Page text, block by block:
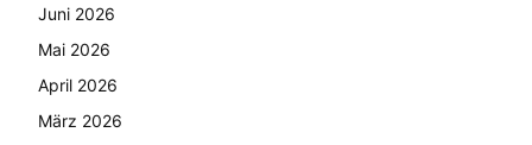
Juni 2026
Mai 2026
April 2026
März 2026